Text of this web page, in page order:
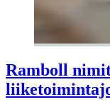
Ramboll